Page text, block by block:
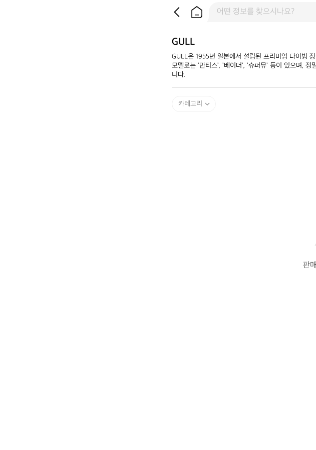
GULL
GULL은 1955년 일본에서 설립된 프리미엄 다이빙
모델로는 '만티스', '베이더', '슈퍼뮤' 등이 있으며, 정
니다.​
카테고리
판